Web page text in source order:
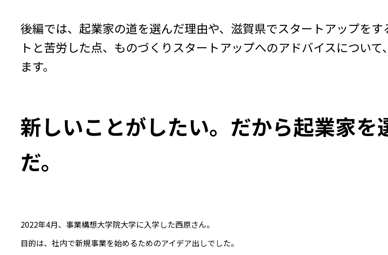
後編では、起業家の道を選んだ理由や、滋賀県でスタートアップをす
トと苦労した点、ものづくりスタートアップへのアドバイスについて
新しいことがしたい。だから起業家を
だ。
2022年4月、事業構想大学院大学に入学した西原さん。
目的は、社内で新規事業を始めるためのアイデア出しでした。